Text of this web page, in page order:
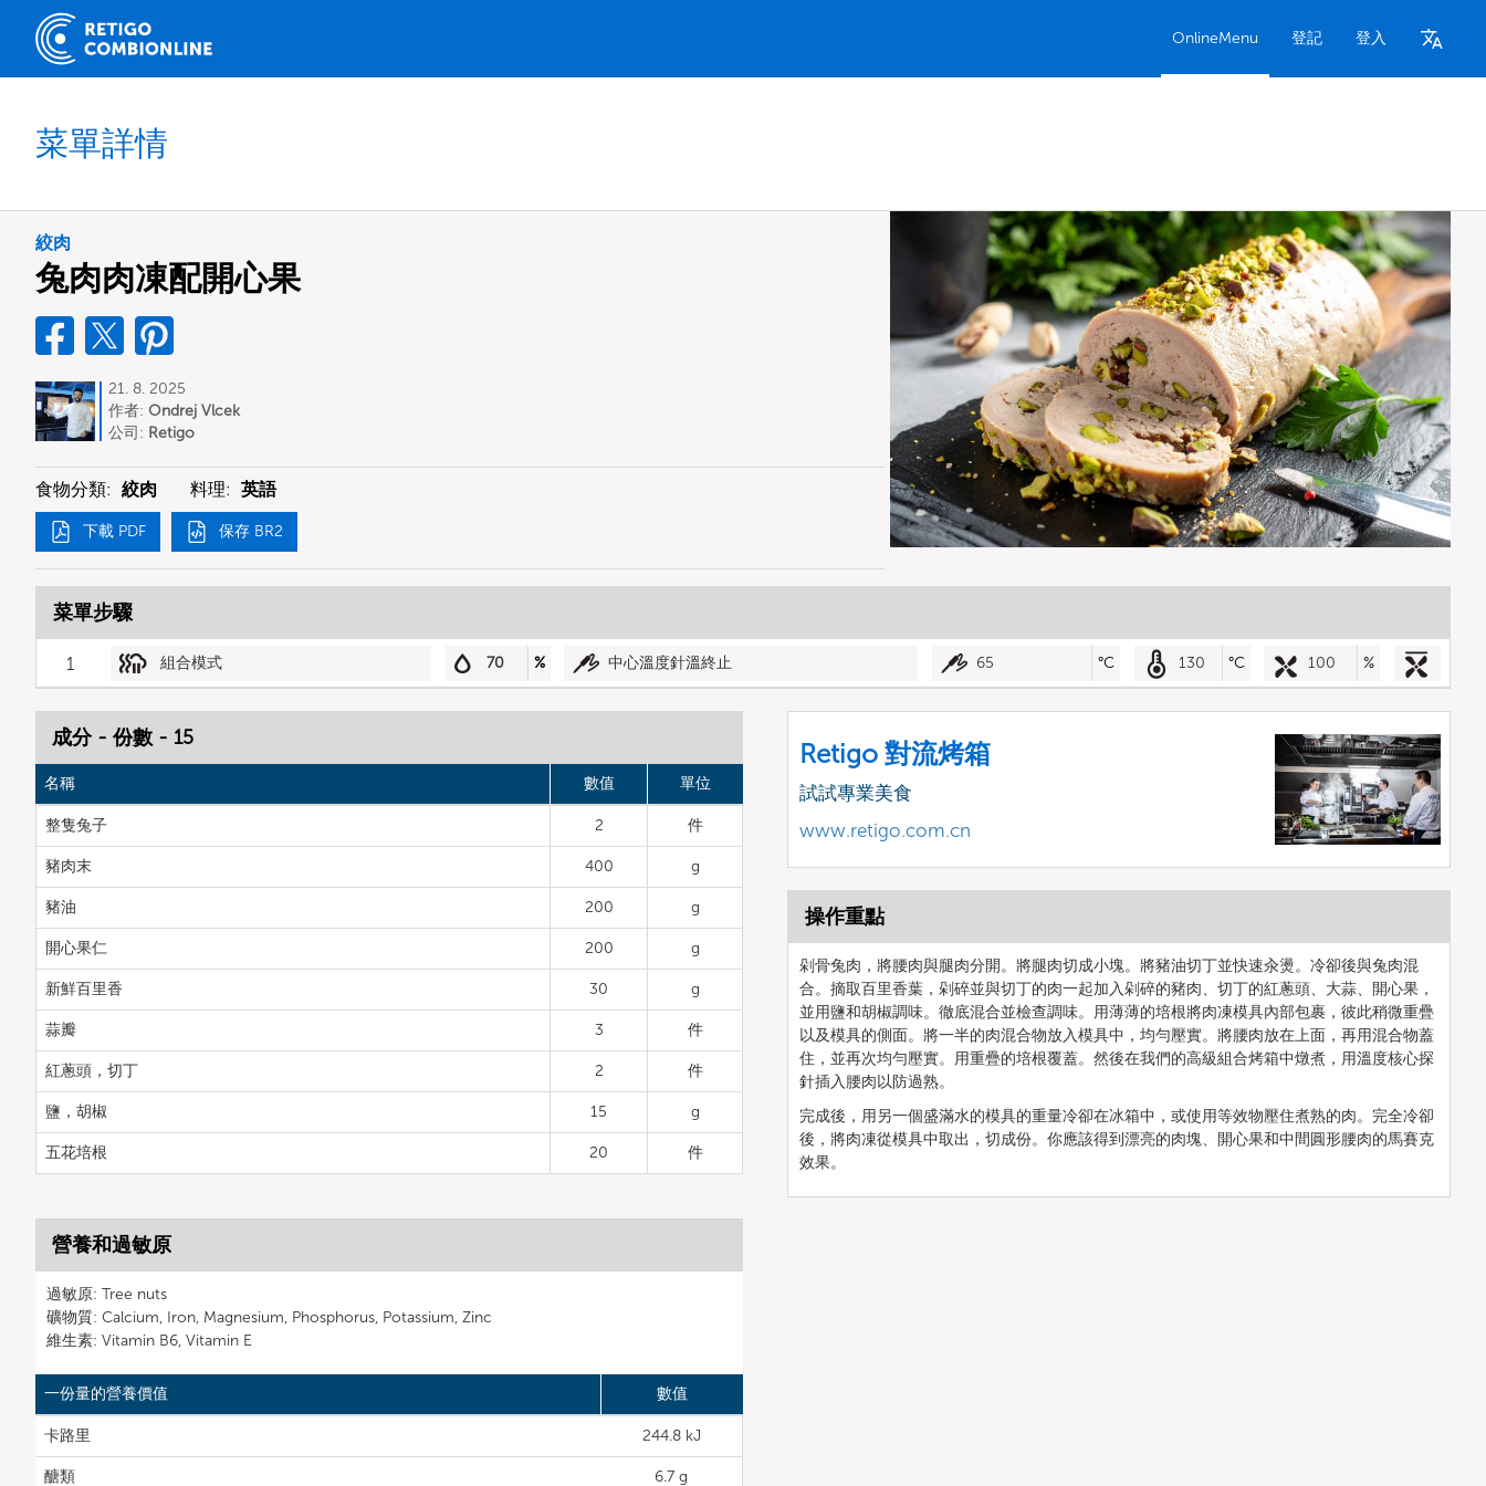
OnlineMenu 登記 登入
菜單詳情
絞肉
兔肉肉凍配開心果
21. 8. 2025
作者: Ondrej Vlcek
公司: Retigo
食物分類: 絞肉 料理: 英語
下載 PDF 保存 BR2
菜單步驟
1 組合模式 70 % 中心溫度針溫終止 65 °C 130 °C 100 %
成分 - 份數 - 15
名稱 數值 單位
整隻兔子 2 件
豬肉末 400 g
豬油 200 g
開心果仁 200 g
新鮮百里香 30 g
蒜瓣 3 件
紅蔥頭，切丁 2 件
鹽，胡椒 15 g
五花培根 20 件
營養和過敏原
過敏原: Tree nuts
礦物質: Calcium, Iron, Magnesium, Phosphorus, Potassium, Zinc
維生素: Vitamin B6, Vitamin E
一份量的營養價值 數值
卡路里 244.8 kJ
醣類 6.7 g
Retigo 對流烤箱
試試專業美食
www.retigo.com.cn
操作重點
剁骨兔肉，將腰肉與腿肉分開。將腿肉切成小塊。將豬油切丁並快速汆燙。冷卻後與兔肉混
合。摘取百里香葉，剁碎並與切丁的肉一起加入剁碎的豬肉、切丁的紅蔥頭、大蒜、開心果，
並用鹽和胡椒調味。徹底混合並檢查調味。用薄薄的培根將肉凍模具內部包裹，彼此稍微重疊
以及模具的側面。將一半的肉混合物放入模具中，均勻壓實。將腰肉放在上面，再用混合物蓋
住，並再次均勻壓實。用重疊的培根覆蓋。然後在我們的高級組合烤箱中燉煮，用溫度核心探
針插入腰肉以防過熟。
完成後，用另一個盛滿水的模具的重量冷卻在冰箱中，或使用等效物壓住煮熟的肉。完全冷卻
後，將肉凍從模具中取出，切成份。你應該得到漂亮的肉塊、開心果和中間圓形腰肉的馬賽克
效果。